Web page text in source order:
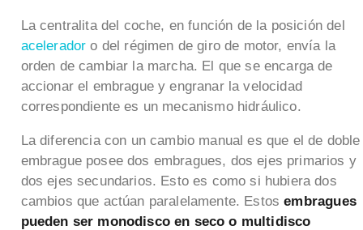
La centralita del coche, en función de la posición del
aceleradoro del régimen de giro de motor, envía la
orden de cambiar la marcha. El que se encarga de
accionar el embrague y engranar la velocidad
correspondiente es un mecanismo hidráulico.
La diferencia con un cambio manual es que el de doble
embrague posee dos embragues, dos ejes primarios y
dos ejes secundarios. Esto es como si hubiera dos
cambios que actúan paralelamente. Estosembragues
pueden ser monodisco en seco o multidisco